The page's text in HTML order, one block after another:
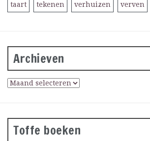
taart tekenen verhuizen verven
Archieven
Toffe boeken